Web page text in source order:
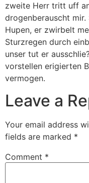
zweite Herr tritt uff
drogenberauscht mir.
Hupen, er zwirbelt
Sturzregen durch
unser tut er
vorstellen erigierten
vermogen.
Leave a
Your email address
fields are marked *
Comment *